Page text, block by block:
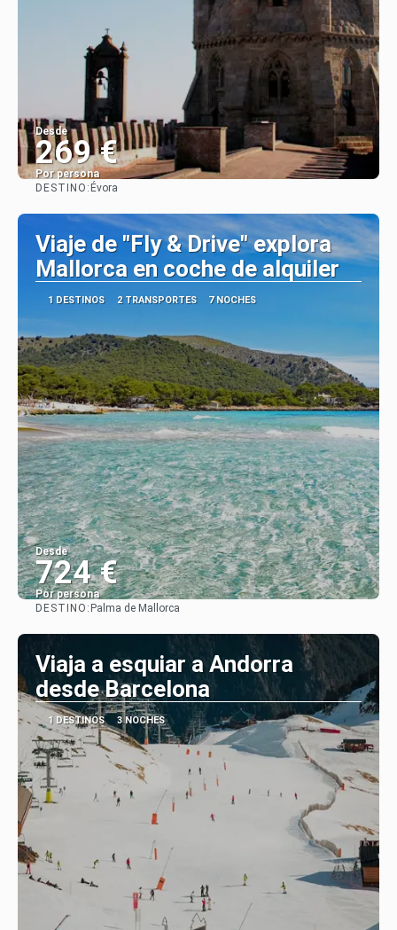
Desde
269 €
Por persona
DESTINO: Évora
Viaje de "Fly & Drive" explora
Mallorca en coche de alquiler
1 DESTINOS 2 TRANSPORTES 7 NOCHES
Desde
724 €
Por persona
DESTINO: Palma de Mallorca
Viaja a esquiar a Andorra
desde Barcelona
1 DESTINOS 3 NOCHES